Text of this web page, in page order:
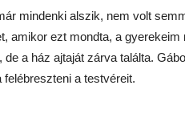
mindenki alszik, nem volt
amikor ezt mondta, a gyerekeim
a ház ajtaját zárva találta.
a testvéreit.